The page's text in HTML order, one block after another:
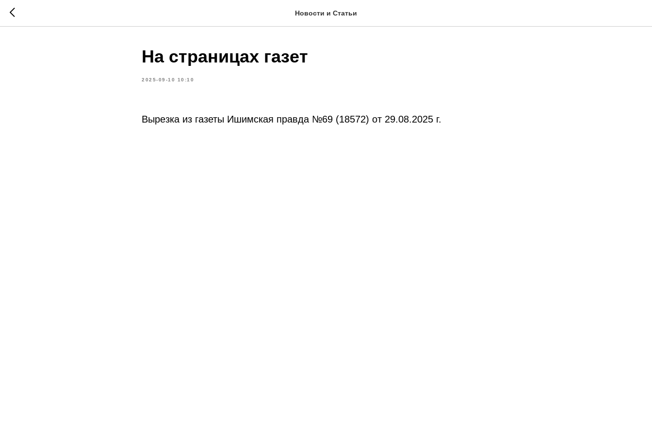
Новости и Статьи
На страницах газет
2025-09-10 10:10
Вырезка из газеты Ишимская правда №69 (18572) от 29.08.2025 г.